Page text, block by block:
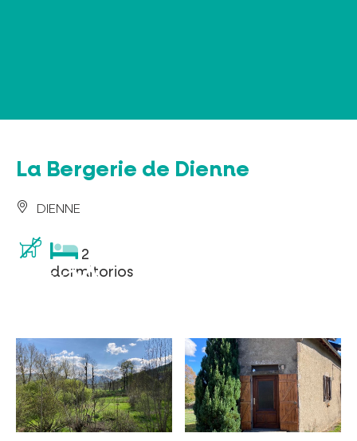
NO SE LO PIERDA
La Bergerie de Dienne
DIENNE
2
dormitorios
2
dormitorios